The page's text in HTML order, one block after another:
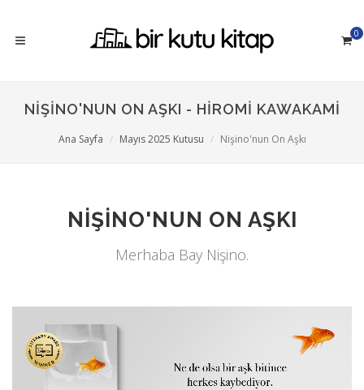
0
NIŞINO'NUN ON AŞKI - HIROMI KAWAKAMI
Ana Sayfa Mayıs 2025 Kutusu Nişino'nun On Aşkı
NIŞINO'NUN ON AŞKI
Merhaba Bay Nişino.